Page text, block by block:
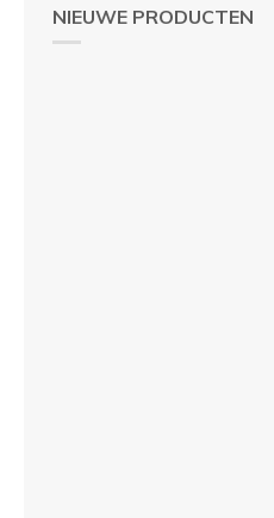
NIEUWE PRODUCTEN